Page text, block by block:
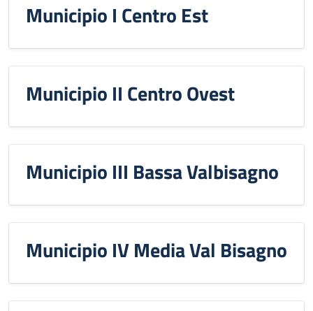
Municipio I Centro Est
Municipio II Centro Ovest
Municipio III Bassa Valbisagno
Municipio IV Media Val Bisagno